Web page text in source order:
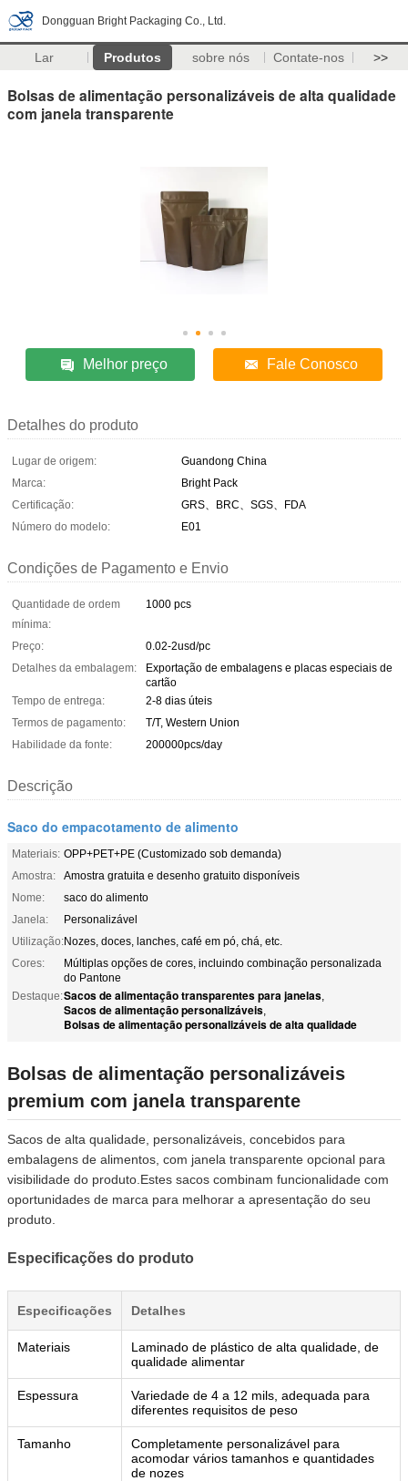
Dongguan Bright Packaging Co., Ltd.
Lar Produtos sobre nós Contate-nos >>
Bolsas de alimentação personalizáveis de alta qualidade
com janela transparente
Melhor preço Fale Conosco
Detalhes do produto
Lugar de origem:
Guandong China
Marca:
Bright Pack
Certificação:
GRS、BRC、SGS、FDA
Número do modelo:
E01
Condições de Pagamento e Envio
Quantidade de ordem
mínima:
1000 pcs
Preço:
0.02-2usd/pc
Detalhes da embalagem:
Exportação de embalagens e placas especiais de
cartão
Tempo de entrega:
2-8 dias úteis
Termos de pagamento:
T/T, Western Union
Habilidade da fonte:
200000pcs/day
Descrição
Saco do empacotamento de alimento
Materiais: OPP+PET+PE (Customizado sob demanda)
Amostra:
Amostra gratuita e desenho gratuito disponíveis
Nome:
saco do alimento
Janela:
Personalizável
Utilização:Nozes, doces, lanches, café em pó, chá, etc.
Cores:
Múltiplas opções de cores, incluindo combinação personalizada
do Pantone
Destaque:Sacos de alimentação transparentes para janelas,
Sacos de alimentação personalizáveis,
Bolsas de alimentação personalizáveis de alta qualidade
Bolsas de alimentação personalizáveis
premium com janela transparente
Sacos de alta qualidade, personalizáveis, concebidos para
embalagens de alimentos, com janela transparente opcional para
visibilidade do produto.Estes sacos combinam funcionalidade com
oportunidades de marca para melhorar a apresentação do seu
produto.
Especificações do produto
Especificações Detalhes
Materiais
Laminado de plástico de alta qualidade, de
qualidade alimentar
Espessura
Variedade de 4 a 12 mils, adequada para
diferentes requisitos de peso
Tamanho
Completamente personalizável para
acomodar vários tamanhos e quantidades
de nozes